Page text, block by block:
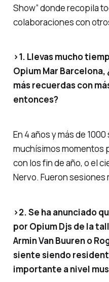
Show”donde recopila
colaboraciones con
>1. Llevas mucho
Opium Mar
más recuerdas con
entonces?
En 4 años y más de
muchísimos momentos
con los fin de año, o el
Nervo. Fueron
>2. Se ha anunciado
por Opium Djs de la
Armin Van Buuren o
siente siendo
importante a nivel